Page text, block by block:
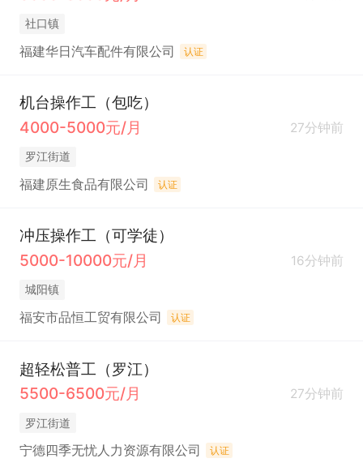
社口镇
福建华日汽车配件有限公司 认证
机台操作工（包吃）
4000-5000元/月
27分钟前
罗江街道
福建原生食品有限公司 认证
冲压操作工（可学徒）
5000-10000元/月
16分钟前
城阳镇
福安市品恒工贸有限公司 认证
超轻松普工（罗江）
5500-6500元/月
27分钟前
罗江街道
宁德四季无忧人力资源有限公司 认证